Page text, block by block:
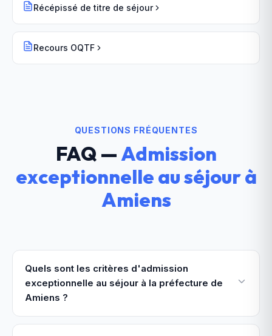
Récépissé de titre de séjour
Recours OQTF
QUESTIONS FRÉQUENTES
FAQ —Admission
exceptionnelle au séjourà
Amiens
Quels sont les critères d'admission
exceptionnelle au séjour à la préfecture de
Amiens ?